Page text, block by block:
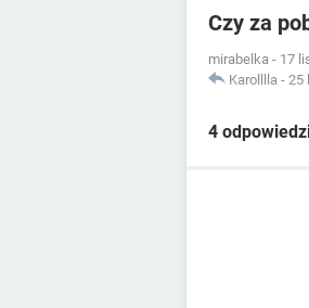
Czy za
mirabelka - 17
Karolllla - 25
4